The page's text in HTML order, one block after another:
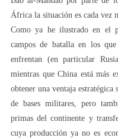
África la situación es cada vez
Como ya he ilustrado en el
campos de batalla en los
enfrentan (en particular
mientras que China está más
obtener una ventaja
de bases militares, pero
primas del continente y
cuya producción ya no es